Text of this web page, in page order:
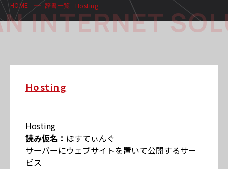
HOME 辞書一覧 Hosting
INTERNET
Hosting
Hosting
読み仮名： ほすてぃんぐ
サーバーにウェブサイトを置いて公開するサー
ビス